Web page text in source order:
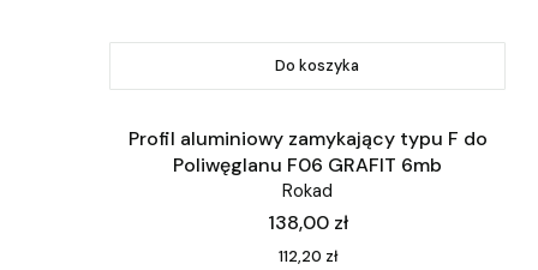
Do koszyka
Profil aluminiowy zamykający typu F do
Poliwęglanu F06 GRAFIT 6mb
Rokad
Cena
138,00 zł
Cena
112,20 zł